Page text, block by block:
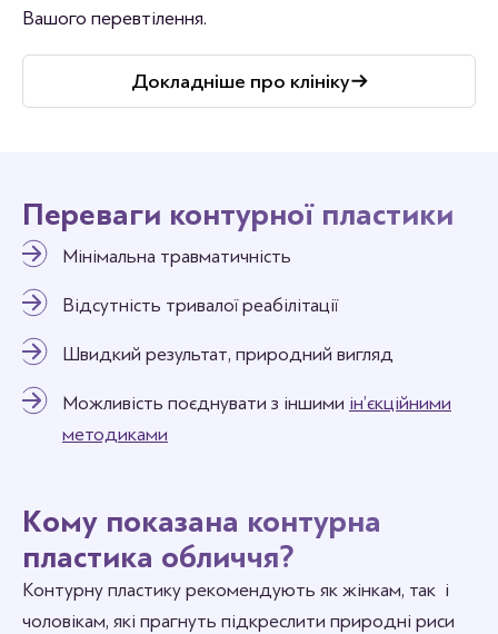
Вашого перевтілення.
Докладніше про клініку
Переваги контурної пластики
Мінімальна травматичність
Відсутність тривалої реабілітації
Швидкий результат, природний вигляд
Можливість поєднувати з іншими ін’єкційними
методиками
Кому показана контурна
пластика обличчя?
Контурну пластику рекомендують як жінкам, так і
чоловікам, які прагнуть підкреслити природні риси